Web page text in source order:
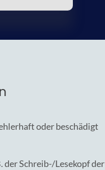
oder beschädigt
der Schreib-/Lesekopf der